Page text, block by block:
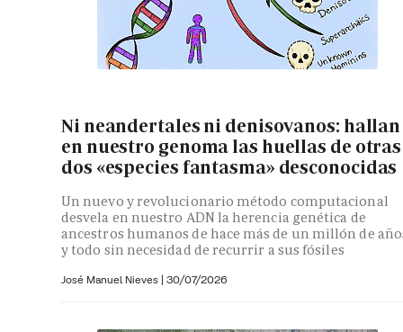
Ni neandertales ni denisovanos: hallan
en nuestro genoma las huellas de otras
dos «especies fantasma» desconocidas
Un nuevo y revolucionario método computacional
desvela en nuestro ADN la herencia genética de
ancestros humanos de hace más de un millón de
y todo sin necesidad de recurrir a sus fósiles
José Manuel Nieves | 30/07/2026